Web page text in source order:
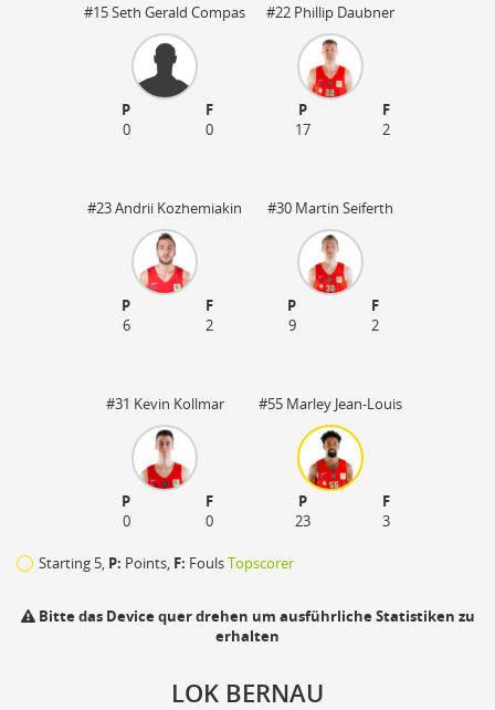
#15 Seth Gerald Compas
P
F
0
0
#22 Phillip Daubner
P
F
17
2
#23 Andrii Kozhemiakin
P
F
6
2
#30 Martin Seiferth
P
F
9
2
#31 Kevin Kollmar
P
F
0
0
#55 Marley Jean-Louis
P
F
23
3
Starting 5, P: Points, F: FoulsTopscorer
Bitte das Device quer drehen um ausführliche Statistiken zu
erhalten
LOK BERNAU